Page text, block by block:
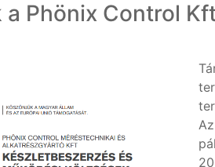
Phönix Control